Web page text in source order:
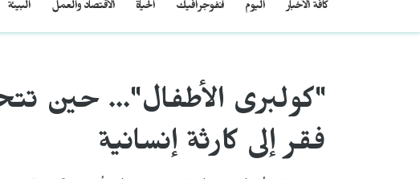
كافة الأخبار اليوم انفوجرافيك الحياة الاقتصاد والعمل البيئة
"كولبری الأطفال"... حين
فقر إلى كارثة إنسانية